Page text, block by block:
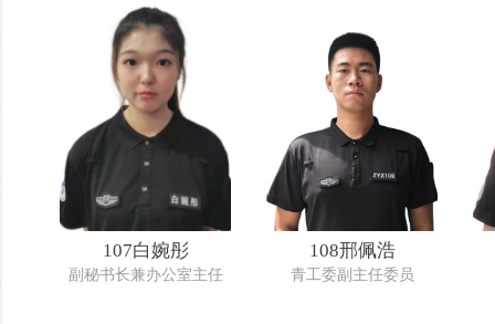
107白婉彤
副秘书长兼办公室主任
108邢佩浩
青工委副主任委员